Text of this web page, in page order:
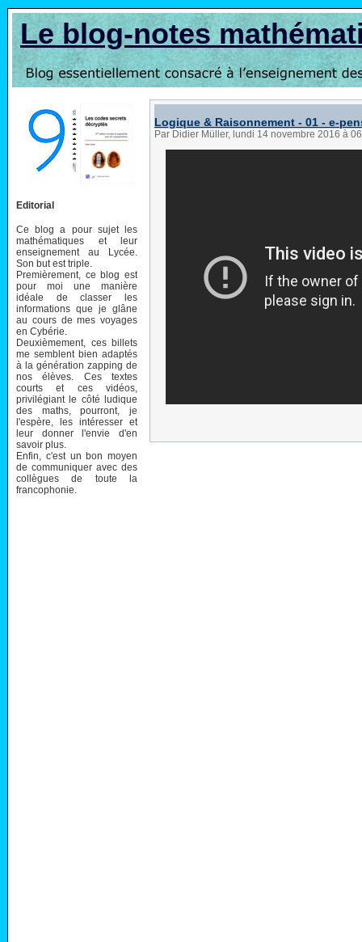
Le blog-notes
Editorial
Ce blog a pour sujet les
mathématiques et leur
enseignement au Lycée.
Son but est triple.
Premièrement, ce blog est
pour moi une manière
idéale de classer les
informations que je glâne
au cours de mes voyages
en Cybérie.
Deuxièmement, ces billets
me semblent bien adaptés
à la génération zapping de
nos élèves. Ces textes
courts et ces vidéos,
privilégiant le côté ludique
des maths, pourront, je
l'espère, les intéresser et
leur donner l'envie d'en
savoir plus.
Enfin, c'est un bon moyen
de communiquer avec des
collègues de toute la
francophonie.
Logique & Raisonnement - 01 - e-
Par Didier Müller, lundi 14 novembre 2016 à